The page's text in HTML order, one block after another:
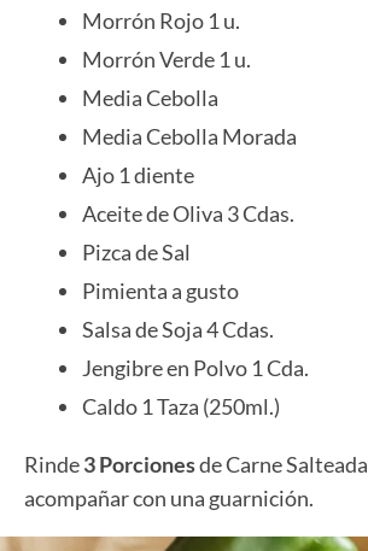
Morrón Rojo 1 u.
Morrón Verde 1 u.
Media Cebolla
Media Cebolla Morada
Ajo 1 diente
Aceite de Oliva 3 Cdas.
Pizca de Sal
Pimienta a gusto
Salsa de Soja 4 Cdas.
Jengibre en Polvo 1 Cda.
Caldo 1 Taza (250ml.)
Rinde3 Porcionesde Carne Salteada
acompañar con una guarnición.